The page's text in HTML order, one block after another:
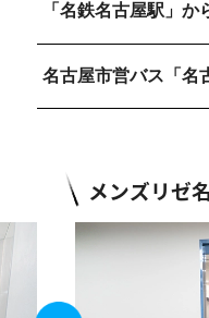
「名鉄名古屋駅」か
名古屋市営バス「名
メンズリゼ